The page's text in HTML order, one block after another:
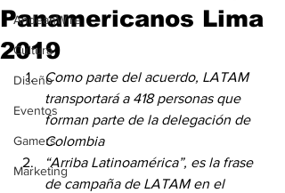
AndeanWire
Cultura
Diseño
Eventos
Gamers
Marketing
Panamericanos Lima
2019
Como parte del acuerdo, LATAM
transportará a 418 personas que
forman parte de la delegación de
Colombia
“Arriba Latinoamérica”, es la frase
de campaña de LATAM en el